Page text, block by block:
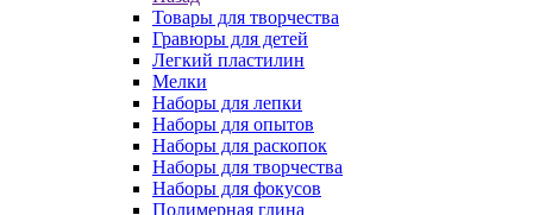
Товары для творчества
Гравюры для детей
Легкий пластилин
Мелки
Наборы для лепки
Наборы для опытов
Наборы для раскопок
Наборы для творчества
Наборы для фокусов
Полимерная глина